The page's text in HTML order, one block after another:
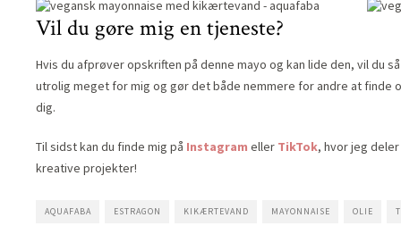
Vil du gøre mig en tjeneste?
Hvis du afprøver opskriften på denne mayo og kan lide den, vil du
utrolig meget for mig og gør det både nemmere for andre at finde
dig.
Til sidst kan du finde mig på Instagram eller TikTok, hvor jeg
kreative projekter!
AQUAFABA ESTRAGON KIKÆRTEVAND MAYONNAISE OLIE